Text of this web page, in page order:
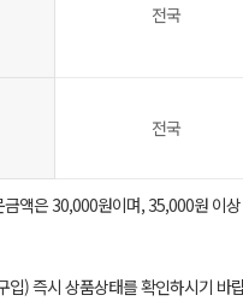
전국
전국
액은 30,000원이며, 35,000원 이
) 즉시 상품상태를 확인하시기 바